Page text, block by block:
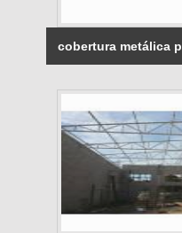
cobertura metálica